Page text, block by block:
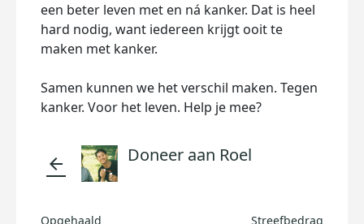
een beter leven met en ná kanker. Dat is heel
hard nodig, want iedereen krijgt ooit te
maken met kanker.
Samen kunnen we het verschil maken. Tegen
kanker. Voor het leven. Help je mee?
arrow_back Doneer aan Roel
Opgehaald Streefbedrag